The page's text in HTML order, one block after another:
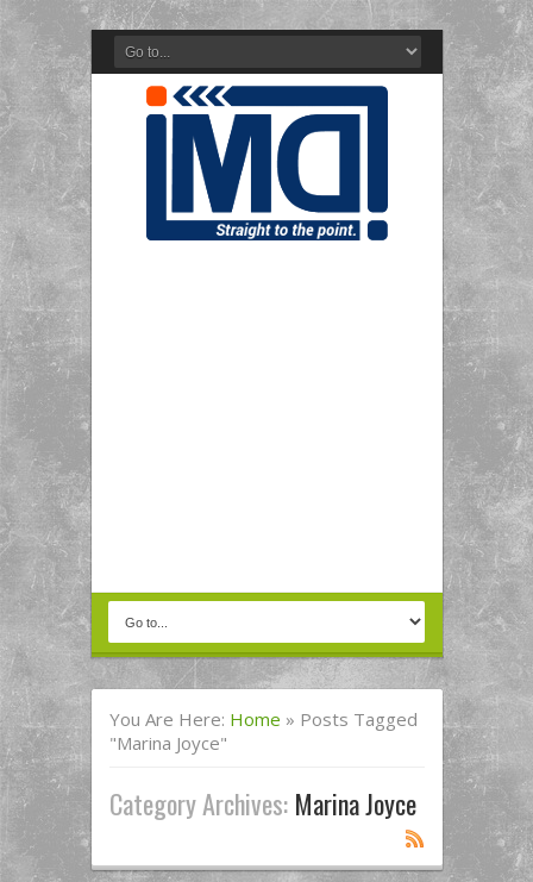
You Are Here: Home » Posts Tagged
"Marina Joyce"
Category Archives: Marina Joyce